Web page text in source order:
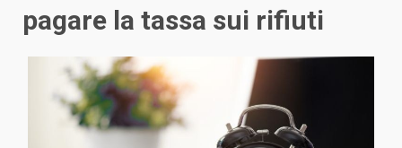
pagare la tassa sui rifiuti